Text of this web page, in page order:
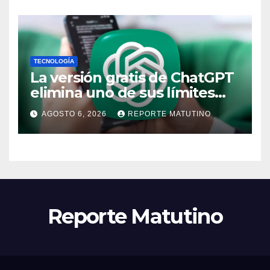
TECNOLOGÍA
La versión gratis de ChatGPT
elimina uno de sus límites
más pedidos y ahora es más
útil
AGOSTO 6, 2026 REPORTE MATUTINO
Reporte Matutino